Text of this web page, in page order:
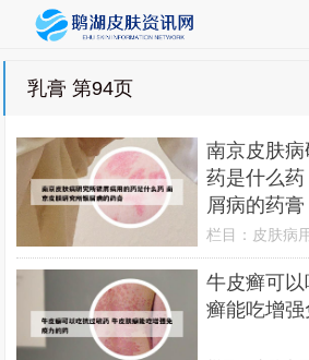
乳膏 第94页
南京皮肤
药是什么
屑病的药膏
栏目： 皮肤病
牛皮癣可
癣能吃增